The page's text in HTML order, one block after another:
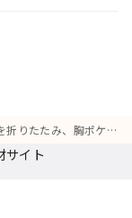
ットにしまい「行動に移る」決意を表す仕草
サイト